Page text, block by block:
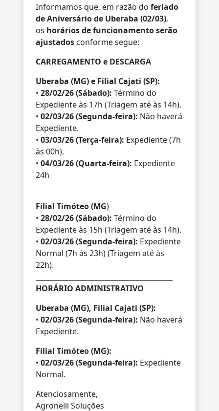
Informamos que, em razão do feriado
de Aniversário de Uberaba (02/03),
os horários de funcionamento serão
ajustados conforme segue:
CARREGAMENTO e DESCARGA
Uberaba (MG) e Filial Cajati (SP):
• 28/02/26 (Sábado): Término do
Expediente às 17h (Triagem até às 14h).
• 02/03/26 (Segunda-feira): Não haverá
Expediente.
• 03/03/26 (Terça-feira): Expediente (7h
às 00h).
• 04/03/26 (Quarta-feira): Expediente
24h
Filial Timóteo (MG)
• 28/02/26 (Sábado): Término do
Expediente às 15h (Triagem até às 14h).
• 02/03/26 (Segunda-feira): Expediente
Normal (7h às 23h) (Triagem até às
22h).
HORÁRIO ADMINISTRATIVO
Uberaba (MG), Filial Cajati (SP):
• 02/03/26 (Segunda-feira): Não haverá
Expediente.
Filial Timóteo (MG):
• 02/03/26 (Segunda-feira): Expediente
Normal.
Atenciosamente,
Agronelli Soluções